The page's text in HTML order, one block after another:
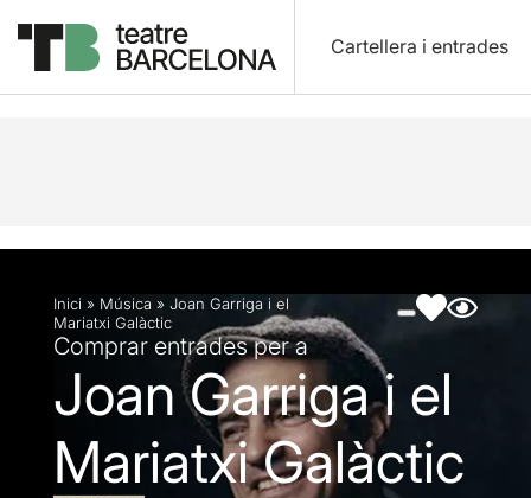
Cartellera i entrades
Descripció Fitxa artística Fotos i vídeos
Inici » Música » Joan Garriga i el
Mariatxi Galàctic
Comprar entrades per a
Joan Garriga i el
Mariatxi Galàctic